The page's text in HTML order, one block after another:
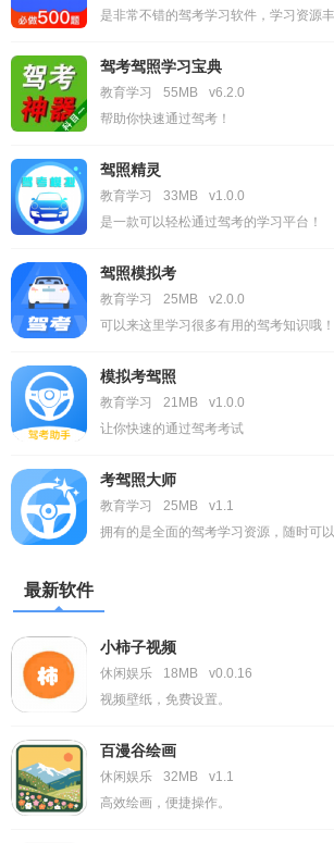
是非常不错的驾考学习软件，学习资源丰
驾考驾照学习宝典
教育学习 55MB
v6.2.0
帮助你快速通过驾考！
驾照精灵
教育学习 33MB
v1.0.0
是一款可以轻松通过驾考的学习平台！
驾照模拟考
教育学习 25MB
v2.0.0
可以来这里学习很多有用的驾考知识哦！
模拟考驾照
教育学习 21MB
v1.0.0
让你快速的通过驾考考试
考驾照大师
教育学习 25MB
v1.1
拥有的是全面的驾考学习资源，随时可
最新软件
小柿子视频
休闲娱乐 18MB
v0.0.16
视频壁纸，免费设置。
百漫谷绘画
休闲娱乐 32MB
v1.1
高效绘画，便捷操作。